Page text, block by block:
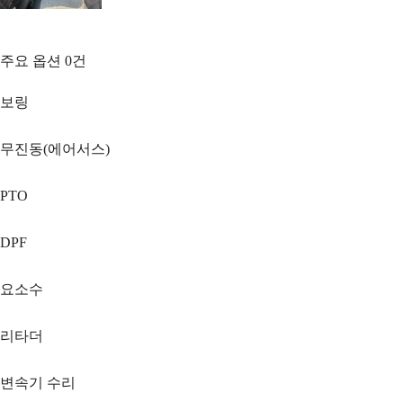
주요 옵션 0건
보링
무진동(에어서스)
PTO
DPF
요소수
리타더
변속기 수리